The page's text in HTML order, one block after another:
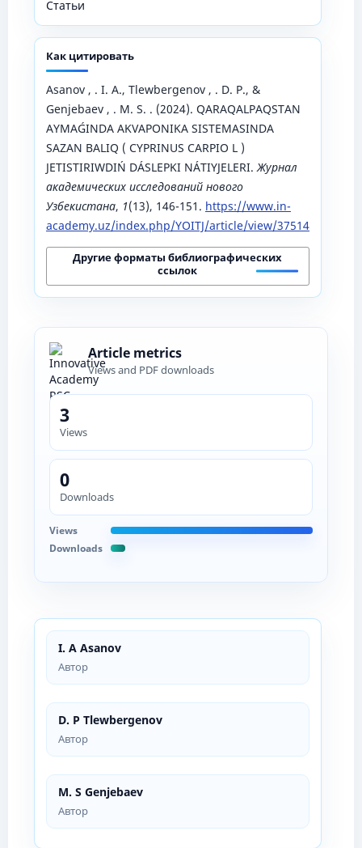
I. A Asanov
Автор
D. P Tlewbergenov
Автор
M. S Genjebaev
Автор
Статьи
Как цитировать
Asanov , . I. A., Tlewbergenov , . D. P., &
Genjebaev , . M. S. . (2024). QARAQALPAQSTAN
AYMAǴINDA AKVAPONIKA SISTEMASINDA
SAZAN BALIQ ( CYPRINUS CARPIO L )
JETISTIRIWDIŃ DÁSLEPKI NÁTIYJELERI.Журнал
академических исследований нового
Узбекистана, 1(13), 146-151. https://www.in-
academy.uz/index.php/YOITJ/article/view/37514
Другие форматы библиографических
ссылок
Article metrics
Views and PDF downloads
3
Views
0
Downloads
Views
Downloads